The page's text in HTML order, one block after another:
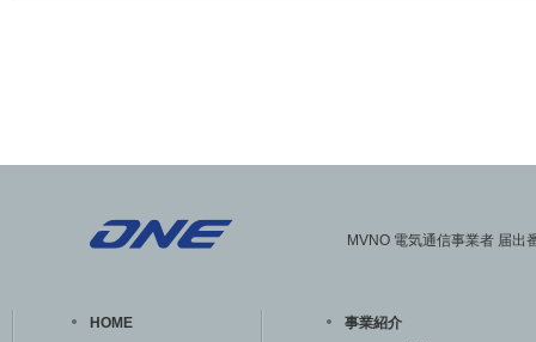
MVNO 電気通信事業者 届
HOME
事業紹介